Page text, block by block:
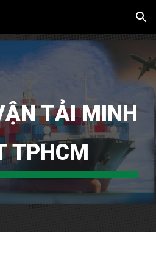
Skip to navigation
TẢI MINH
TPHCM